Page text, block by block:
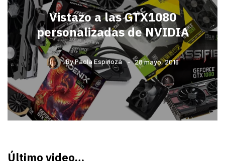
Vistazo a las GTX1080
personalizadas de NVIDIA
ByPaola Espinoza 28 mayo, 2016
Último video…